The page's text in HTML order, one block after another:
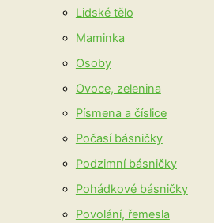
Lidské tělo
Maminka
Osoby
Ovoce, zelenina
Písmena a číslice
Počasí básničky
Podzimní básničky
Pohádkové básničky
Povolání, řemesla